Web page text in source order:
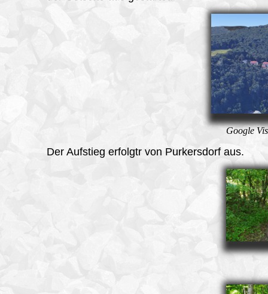
Google
Der Aufstiegerfolgtr von Purkersdorf aus.